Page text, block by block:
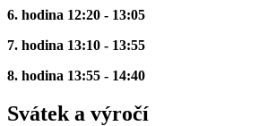
6. hodina 12:20 - 13:05
7. hodina 13:10 - 13:55
8. hodina 13:55 - 14:40
Svátek a výročí